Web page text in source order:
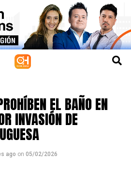
EL BAÑO EN
INVASIÓN DE
ago on 05/02/2026